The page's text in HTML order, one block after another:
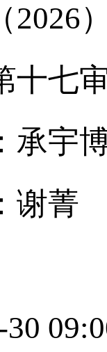
2026
十七
承宇
谢菁